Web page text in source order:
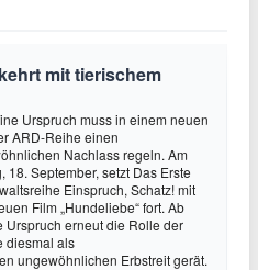
mit tierischem
Urspruch muss in einem neuen
ARD-Reihe einen
Nachlass regeln. Am
18. September, setzt Das Erste
Einspruch, Schatz! mit
Film „Hundeliebe“ fort. Ab
Urspruch erneut die Rolle der
diesmal als
ungewöhnlichen Erbstreit gerät.